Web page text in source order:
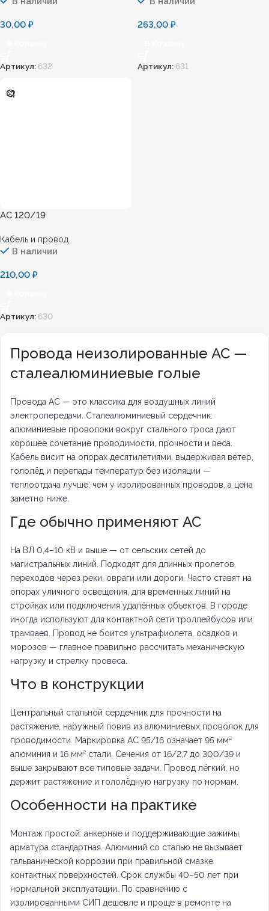
30,00 ₽
Артикул: 632
263,00 ₽
Артикул: 631
АС 120/19
Кабель и провод
В наличии
210,00 ₽
Артикул: 630
Провода неизолированные АС —
сталеалюминиевые голые
Провода АС — это классика для воздушных линий
электропередачи. Сталеалюминиевый сердечник:
алюминиевые проволоки вокруг стального троса дают
хорошее сочетание проводимости, прочности и веса.
Кабель висит на опорах десятилетиями, выдерживая ветер,
гололёд и перепады температур без изоляции —
теплоотдача лучше, чем у изолированных проводов, а цена
заметно ниже.
Где обычно применяют АС
На ВЛ 0,4–10 кВ и выше — от сельских сетей до
магистральных линий. Подходят для длинных пролетов,
переходов через реки, овраги или дороги. Часто ставят на
опорах уличного освещения, для временных линий на
стройках или подключения удалённых объектов. В городе
иногда используют для контактной сети троллейбусов или
трамваев. Провод не боится ультрафиолета, осадков и
морозов — главное правильно рассчитать механическую
нагрузку и стрелку провеса.
Что в конструкции
Центральный стальной сердечник для прочности на
растяжение, наружный повив из алюминиевых проволок для
проводимости. Маркировка АС 95/16 означает 95 мм²
алюминия и 16 мм² стали. Сечения от 16/2,7 до 300/39 и
выше закрывают все типовые задачи. Провод лёгкий, но
держит растяжение и гололёдную нагрузку по нормам.
Особенности на практике
Монтаж простой: анкерные и поддерживающие зажимы,
арматура стандартная. Алюминий со сталью не вызывает
гальванической коррозии при правильной смазке
контактных поверхностей. Срок службы 40–50 лет при
нормальной эксплуатации. По сравнению с
изолированными СИП дешевле и проще в ремонте на